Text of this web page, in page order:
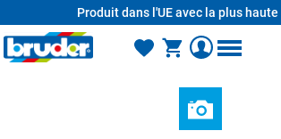
Produit dans l'UE avec la plus